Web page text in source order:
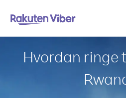
Hvordan ringe